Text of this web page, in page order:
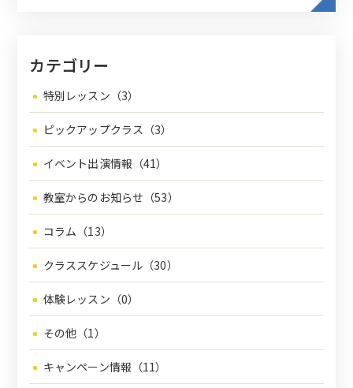
カテゴリー
特別レッスン（3）
ピックアップクラス（3）
イベント出演情報（41）
教室からのお知らせ（53）
コラム（13）
クラススケジュール（30）
体験レッスン（0）
その他（1）
キャンペーン情報（11）